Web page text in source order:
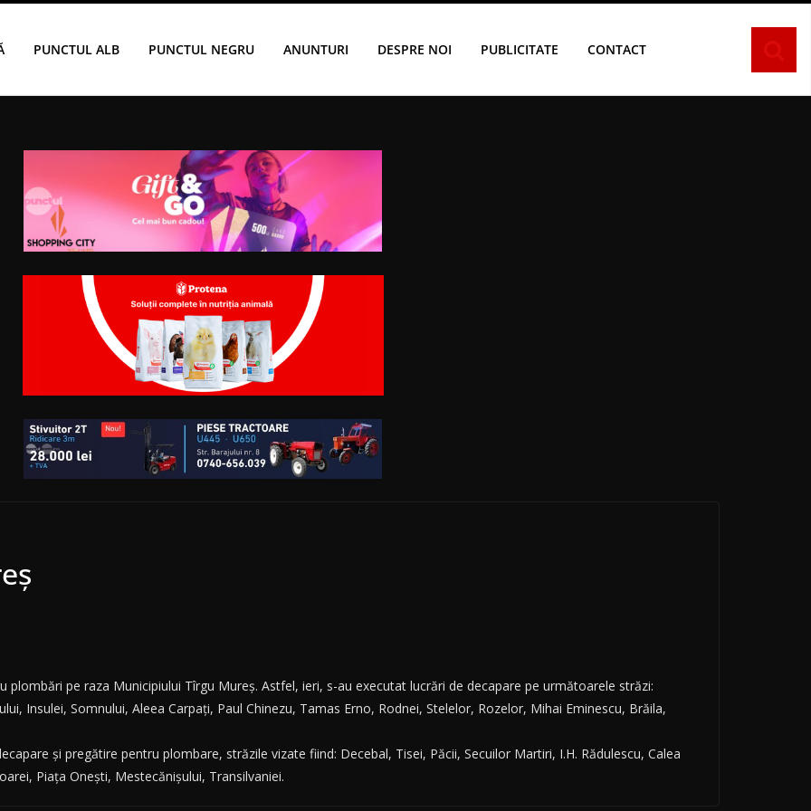
PUNCTUL ALB PUNCTUL NEGRU ANUNTURI DESPRE NOI PUBLICITATE CONTACT
plombări pe raza Municipiului Tîrgu Mureș. Astfel, ieri, s-au executat lucrări de decapare pe următoarele străzi:
Insulei, Somnului, Aleea Carpați, Paul Chinezu, Tamas Erno, Rodnei, Stelelor, Rozelor, Mihai Eminescu, Brăila,
și pregătire pentru plombare, străzile vizate fiind: Decebal, Tisei, Păcii, Secuilor Martiri, I.H. Rădulescu, Calea
Piața Onești, Mestecănișului, Transilvaniei.